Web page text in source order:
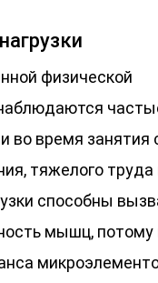
физической
во время занятия
тяжелого труда
способны
мышц,